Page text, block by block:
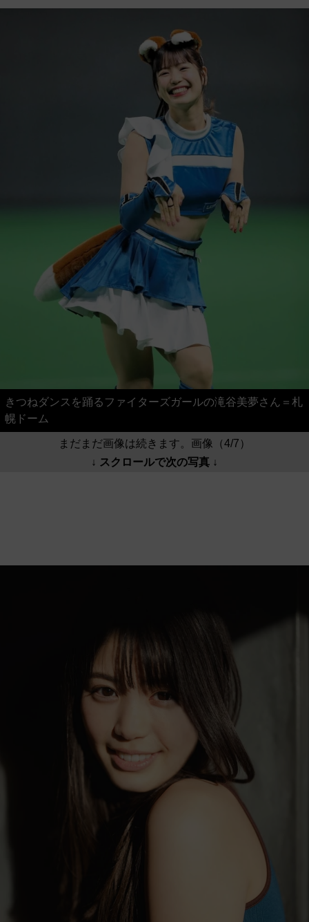
きつねダンスを踊るファイターズガールの滝谷美夢さん＝札
幌ドーム
まだまだ画像は続きます。画像（4/7）
↓ スクロールで次の写真 ↓